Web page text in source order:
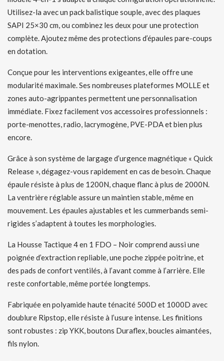
Utilisez-la avec un pack balistique souple, avec des plaques
SAPI 25×30 cm, ou combinez les deux pour une protection
complète. Ajoutez même des protections d’épaules pare-coups
en dotation.
Conçue pour les interventions exigeantes, elle offre une
modularité maximale. Ses nombreuses plateformes MOLLE et
zones auto-agrippantes permettent une personnalisation
immédiate. Fixez facilement vos accessoires professionnels :
porte-menottes, radio, lacrymogène, PVE-PDA et bien plus
encore.
Grâce à son système de largage d’urgence magnétique « Quick
Release », dégagez-vous rapidement en cas de besoin. Chaque
épaule résiste à plus de 1200N, chaque flanc à plus de 2000N.
La ventrière réglable assure un maintien stable, même en
mouvement. Les épaules ajustables et les cummerbands semi-
rigides s’adaptent à toutes les morphologies.
La Housse Tactique 4 en 1 FDO – Noir comprend aussi une
poignée d’extraction repliable, une poche zippée poitrine, et
des pads de confort ventilés, à l’avant comme à l’arrière. Elle
reste confortable, même portée longtemps.
Fabriquée en polyamide haute ténacité 500D et 1000D avec
doublure Ripstop, elle résiste à l’usure intense. Les finitions
sont robustes : zip YKK, boutons Duraflex, boucles aimantées,
fils nylon.